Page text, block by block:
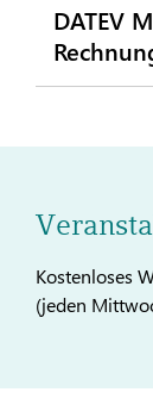
DATEV
Kostenloses
(jeden